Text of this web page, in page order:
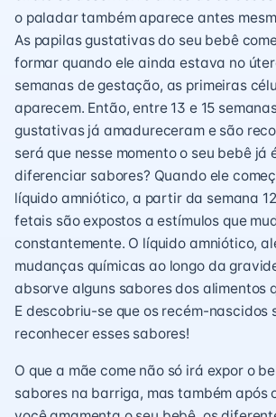
o paladar também aparece antes
As papilas gustativas do seu bebê
formar quando ele ainda estava no
semanas de gestação, as primeiras
aparecem. Então, entre 13 e 15
gustativas já amadureceram e são
será que nesse momento o seu bebê já
diferenciar sabores? Quando ele
líquido amniótico, a partir da semana
fetais são expostos a estímulos que
constantemente. O líquido amniótico,
mudanças químicas ao longo da
absorve alguns sabores dos alimentos
E descobriu-se que os recém-nascidos
reconhecer esses sabores!
O que a mãe come não só irá expor o
sabores na barriga, mas também após